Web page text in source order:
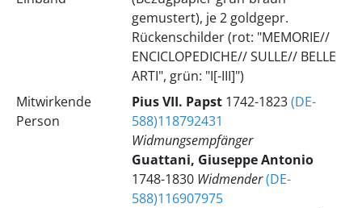
gemustert), je 2 goldgepr.
Rückenschilder (rot: "MEMORIE//
ENCICLOPEDICHE// SULLE// BELLE
ARTI", grün: "I[-III]")
Mitwirkende
Person
PiusVII. Papst 1742-1823(DE-
588)118792431
Widmungsempfänger
Guattani, Giuseppe Antonio
1748-1830 Widmender(DE-
588)116907975